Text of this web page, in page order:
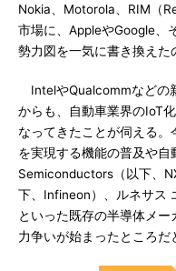
Nokia、Motorola、RIM（
市場に、AppleやGoogle、
勢力図を一気に書き換えた
IntelやQualcommなどの
からも、自動車業界のIoT
なってきたことが伺える
を実現する機能の普及や
Semiconductors（以下、
下、Infineon）、ルネサス
といった既存の半導体メ
力争いが始まったところだ